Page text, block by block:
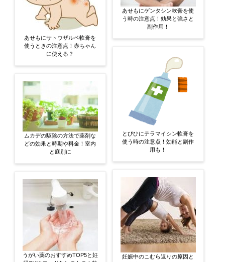
あせもにサトウザルベ軟膏を
使うときの注意点！赤ちゃん
に使える？
ムカデの駆除の方法で薬剤な
どの効果と時期や料金！室内
と庭別に
うがい薬のおすすめTOP5と妊
あせもにゲンタシン軟膏を使
う時の注意点！効果と強さと
副作用！
とびひにテラマイシン軟膏を
使う時の注意点！効能と副作
用も！
妊娠中のこむら返りの原因と